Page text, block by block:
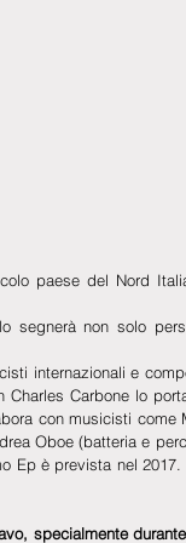
paese del Nord
non solo
internazionali e
Carbone lo
con musicisti come
Oboe (batteria e
Ep è prevista nel
specialmente